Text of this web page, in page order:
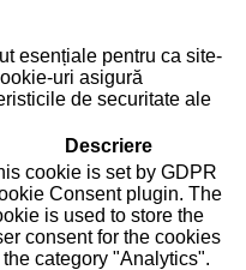
esențiale pentru ca site-
uri asigură
de securitate ale
Descriere
cookie is set by GDPR
Consent plugin. The
is used to store the
consent for the cookies
the category "Analytics".